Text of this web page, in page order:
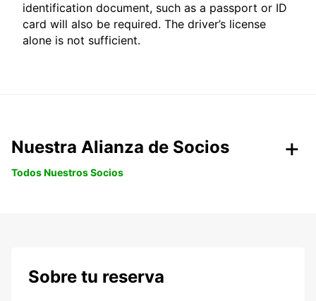
identification document, such as a passport or ID
card will also be required. The driver’s license
alone is not sufficient.
Nuestra Alianza de Socios
Todos Nuestros Socios
Sobre tu reserva